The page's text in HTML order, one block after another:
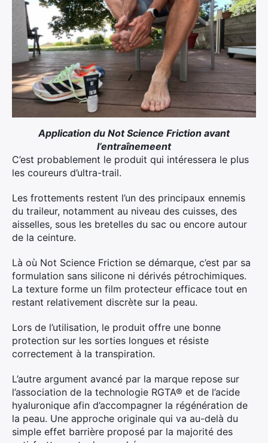
Application du Not Science Friction avant
l’entraînemeent
C’est probablement le produit qui intéressera le plus
les coureurs d’ultra-trail.
Les frottements restent l’un des principaux ennemis
du traileur, notamment au niveau des cuisses, des
aisselles, sous les bretelles du sac ou encore autour
de la ceinture.
Là où Not Science Friction se démarque, c’est par sa
formulation sans silicone ni dérivés pétrochimiques.
La texture forme un film protecteur efficace tout en
restant relativement discrète sur la peau.
Lors de l’utilisation, le produit offre une bonne
protection sur les sorties longues et résiste
correctement à la transpiration.
L’autre argument avancé par la marque repose sur
l’association de la technologie RGTA® et de l’acide
hyaluronique afin d’accompagner la régénération de
la peau. Une approche originale qui va au-delà du
simple effet barrière proposé par la majorité des